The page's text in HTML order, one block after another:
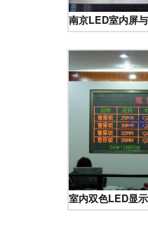
南京LED室内屏
室内双色LED显